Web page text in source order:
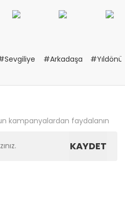
#Arkadaşa
kampanyalardan faydalanın
KAYDET